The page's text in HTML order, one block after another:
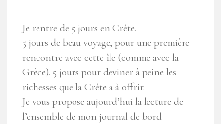
Je rentre de 5 jours en Crète.
5 jours de beau voyage, pour une première
rencontre avec cette île (comme avec la
Grèce). 5 jours pour deviner à peine les
richesses que la Crète a à offrir.
Je vous propose aujourd’hui la lecture de
l’ensemble de mon journal de bord –